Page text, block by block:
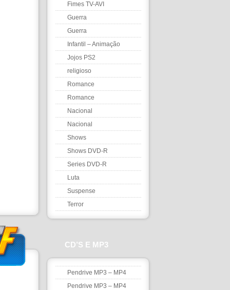
Fimes TV-AVI
Guerra
Guerra
Infantil – Animação
Jojos PS2
religioso
Romance
Romance
Nacional
Nacional
Shows
Shows DVD-R
Series DVD-R
Luta
Suspense
Terror
CD’S E MP3
Pendrive MP3 – MP4
Pendrive MP3 – MP4